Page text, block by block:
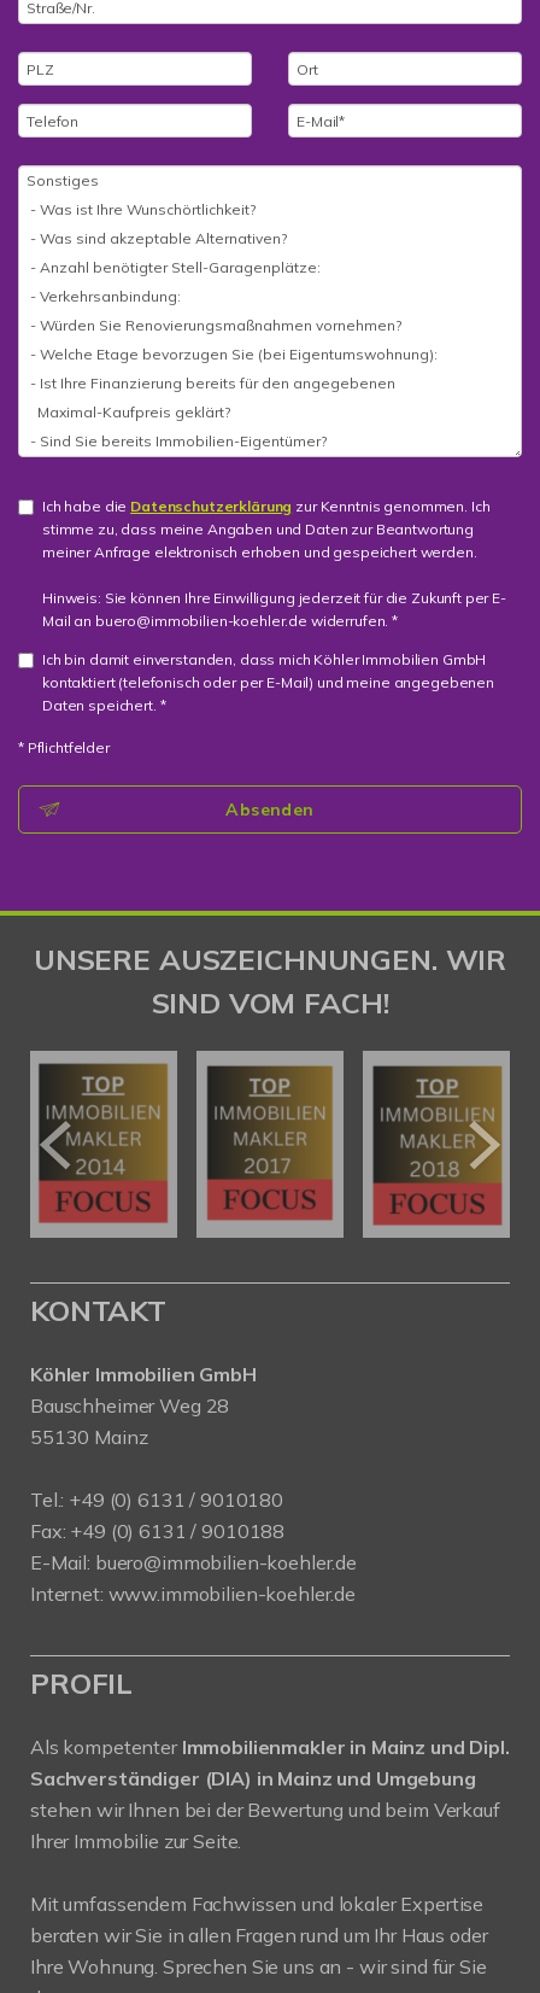
Ich habe die Datenschutzerklärung zur Kenntnis genommen. Ich
stimme zu, dass meine Angaben und Daten zur Beantwortung
meiner Anfrage elektronisch erhoben und gespeichert werden.
Hinweis: Sie können Ihre Einwilligung jederzeit für die Zukunft per E-
Mail an buero@immobilien-koehler.de widerrufen. *
Ich bin damit einverstanden, dass mich Köhler Immobilien GmbH
kontaktiert (telefonisch oder per E-Mail) und meine angegebenen
Daten speichert. *
* Pflichtfelder
Absenden
UNSERE AUSZEICHNUNGEN. WIR
SIND VOM FACH!
KONTAKT
Köhler Immobilien GmbH
Bauschheimer Weg 28
55130 Mainz
Tel.: +49 (0) 6131 / 9010180
Fax: +49 (0) 6131 / 9010188
E-Mail: buero@immobilien-koehler.de
Internet: www.immobilien-koehler.de
PROFIL
Als kompetenter Immobilienmakler in Mainz und Dipl.
Sachverständiger (DIA) in Mainz und Umgebung
stehen wir Ihnen bei der Bewertung und beim Verkauf
Ihrer Immobilie zur Seite.
Mit umfassendem Fachwissen und lokaler Expertise
beraten wir Sie in allen Fragen rund um Ihr Haus oder
Ihre Wohnung. Sprechen Sie uns an - wir sind für Sie